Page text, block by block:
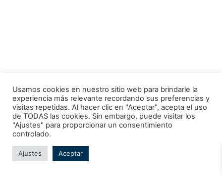
Todos los derechos © 2026 Escuela Náutica Ortega | Funciona
Usamos cookies en nuestro sitio web para brindarle la
experiencia más relevante recordando sus preferencias y
visitas repetidas. Al hacer clic en "Aceptar", acepta el uso
de TODAS las cookies. Sin embargo, puede visitar los
"Ajustes" para proporcionar un consentimiento
controlado.
Ajustes Aceptar